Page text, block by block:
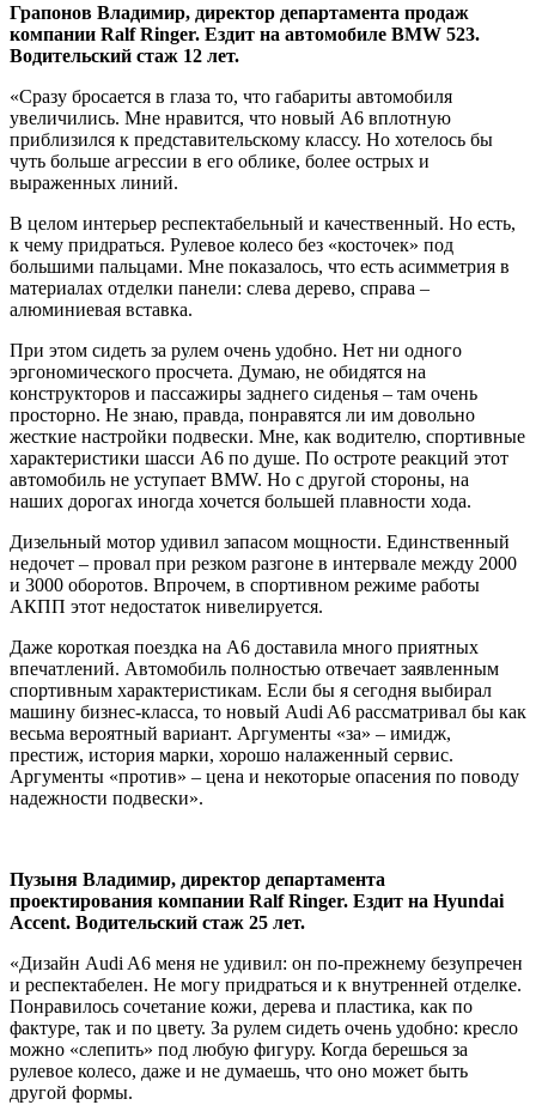
Грапонов Владимир, директор департамента продаж
компании Ralf Ringer. Ездит на автомобиле BMW 523.
Водительский стаж 12 лет.
«Сразу бросается в глаза то, что габариты автомобиля
увеличились. Мне нравится, что новый A6 вплотную
приблизился к представительскому классу. Но хотелось бы
чуть больше агрессии в его облике, более острых и
выраженных линий.
В целом интерьер респектабельный и качественный. Но есть,
к чему придраться. Рулевое колесо без «косточек» под
большими пальцами. Мне показалось, что есть асимметрия в
материалах отделки панели: слева дерево, справа –
алюминиевая вставка.
При этом сидеть за рулем очень удобно. Нет ни одного
эргономического просчета. Думаю, не обидятся на
конструкторов и пассажиры заднего сиденья – там очень
просторно. Не знаю, правда, понравятся ли им довольно
жесткие настройки подвески. Мне, как водителю, спортивные
характеристики шасси A6 по душе. По остроте реакций этот
автомобиль не уступает BMW. Но с другой стороны, на
наших дорогах иногда хочется большей плавности хода.
Дизельный мотор удивил запасом мощности. Единственный
недочет – провал при резком разгоне в интервале между 2000
и 3000 оборотов. Впрочем, в спортивном режиме работы
АКПП этот недостаток нивелируется.
Даже короткая поездка на A6 доставила много приятных
впечатлений. Автомобиль полностью отвечает заявленным
спортивным характеристикам. Если бы я сегодня выбирал
машину бизнес-класса, то новый Audi A6 рассматривал бы как
весьма вероятный вариант. Аргументы «за» – имидж,
престиж, история марки, хорошо налаженный сервис.
Аргументы «против» – цена и некоторые опасения по поводу
надежности подвески».
Пузыня Владимир, директор департамента
проектирования компании Ralf Ringer. Ездит на Hyundai
Accent. Водительский стаж 25 лет.
«Дизайн Audi A6 меня не удивил: он по-прежнему безупречен
и респектабелен. Не могу придраться и к внутренней отделке.
Понравилось сочетание кожи, дерева и пластика, как по
фактуре, так и по цвету. За рулем сидеть очень удобно: кресло
можно «слепить» под любую фигуру. Когда берешься за
рулевое колесо, даже и не думаешь, что оно может быть
другой формы.